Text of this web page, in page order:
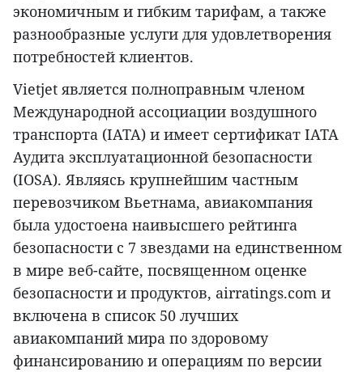
экономичным и гибким тарифам, а также
разнообразные услуги для удовлетворения
потребностей клиентов.
Vietjet является полноправным членом
Международной ассоциации воздушного
транспорта (IATA) и имеет сертификат IATA
Аудита эксплуатационной безопасности
(IOSA). Являясь крупнейшим частным
перевозчиком Вьетнама, авиакомпания
была удостоена наивысшего рейтинга
безопасности с 7 звездами на единственном
в мире веб-сайте, посвященном оценке
безопасности и продуктов, airratings.com и
включена в список 50 лучших
авиакомпаний мира по здоровому
финансированию и операциям по версии